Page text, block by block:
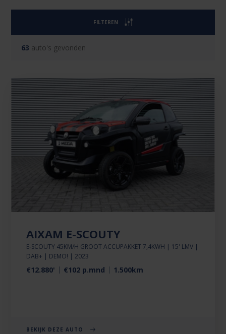
FILTEREN
63 auto's gevonden
AIXAM E-SCOUTY
E-SCOUTY 45KM/H GROOT ACCUPAKKET 7,4KWH | 15' LMV |
DAB+ | DEMO! | 2023
€12.880' €102 p.mnd 1.500km
BEKIJK DEZE AUTO